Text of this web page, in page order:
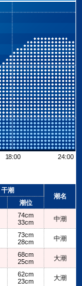
18:00 24:00
干潮
潮名
潮位
74cm
33cm
中潮
73cm
28cm
中潮
68cm
25cm
大潮
62cm
23cm
大潮